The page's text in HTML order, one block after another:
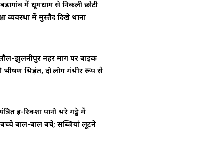
में धूमधाम से निकली छोटी
व्यवस्था में मुस्तैद दिखे थाना
झुलनीपुर नहर मार्ग पर बाइक
भीषण भिड़ंत, दो लोग गंभीर रूप से
ई-रिक्शा पानी भरे गड्ढे में
बाल-बाल बचे; सब्जियां लूटने